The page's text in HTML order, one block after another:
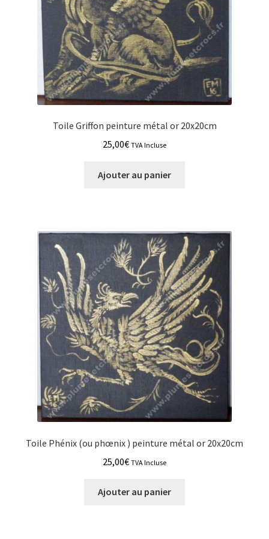
Toile Griffon peinture métal or 20x20cm
25,00€ TVA Incluse
Ajouter au panier
Toile Phénix (ou phœnix ) peinture métal or 20x20cm
25,00€ TVA Incluse
Ajouter au panier